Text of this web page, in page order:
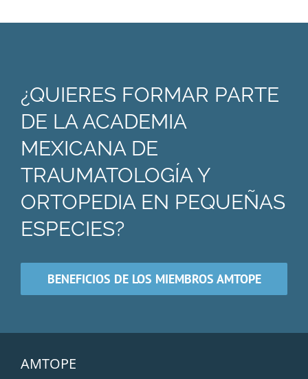
¿QUIERES FORMAR PARTE
DE LA ACADEMIA
MEXICANA DE
TRAUMATOLOGÍA Y
ORTOPEDIA EN PEQUEÑAS
ESPECIES?
BENEFICIOS DE LOS MIEMBROS AMTOPE
AMTOPE